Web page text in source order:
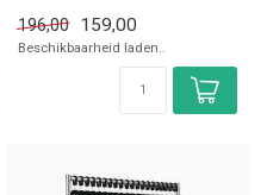
196,00
159,00
Beschikbaarheid laden..